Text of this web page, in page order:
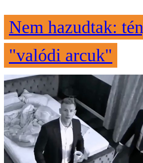
Nem hazudtak:
"valódi arcuk"